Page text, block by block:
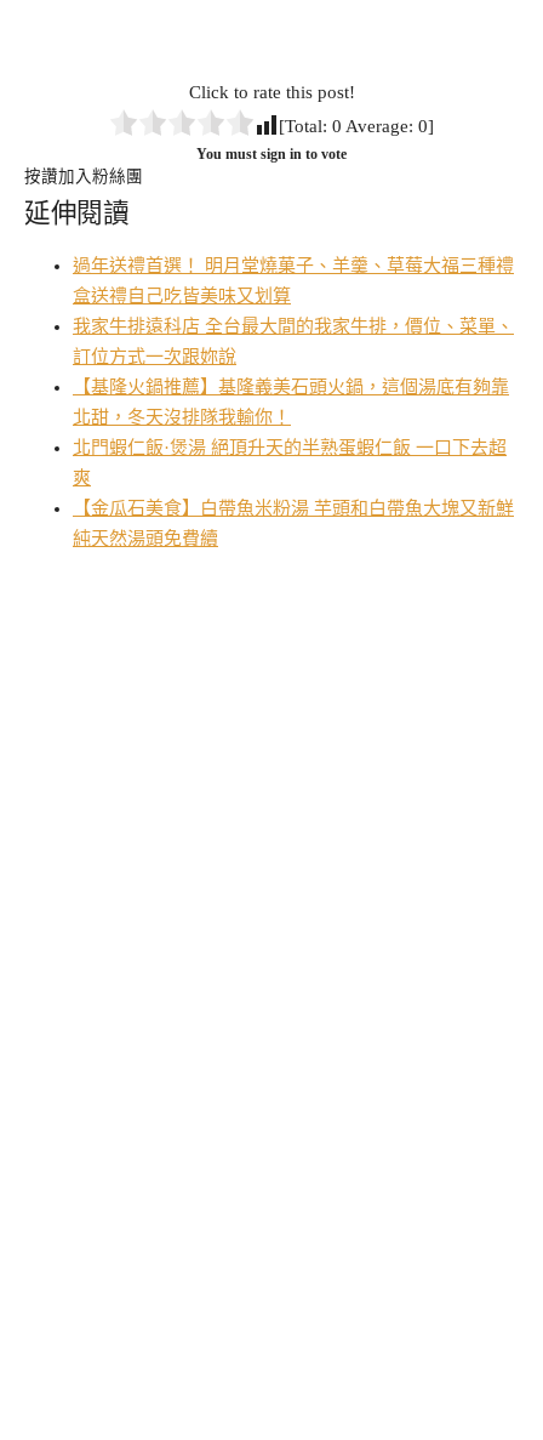
Click to rate this post!
[Total: 0 Average: 0]
You must sign in to vote
按讚加入粉絲團
延伸閱讀
過年送禮首選！ 明月堂燒菓子、羊羹、草莓大福三種禮
盒送禮自己吃皆美味又划算
我家牛排遠科店 全台最大間的我家牛排，價位、菜單、
訂位方式一次跟妳說
【基隆火鍋推薦】基隆義美石頭火鍋，這個湯底有夠靠
北甜，冬天沒排隊我輸你！
北門蝦仁飯·煲湯 絕頂升天的半熟蛋蝦仁飯 一口下去超
爽
【金瓜石美食】白帶魚米粉湯 芋頭和白帶魚大塊又新鮮
純天然湯頭免費續